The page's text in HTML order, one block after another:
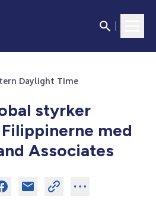
Daylight Time
styrker
med
Associates